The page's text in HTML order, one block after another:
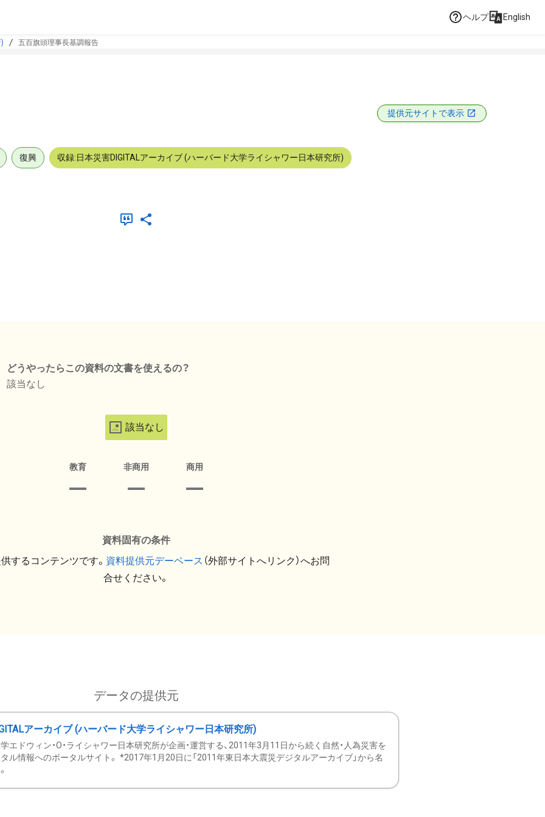
ヘルプ English
五百旗頭理事長基調報告
提供元サイトで表示
復興 収録:日本災害DIGITALアーカイブ (ハーバード大学ライシャワー日本研究所)
どうやったらこの資料の文書を使えるの？
該当なし
該当なし
教育 非商用 商用
資料固有の条件
するコンテンツです。 資料提供元デーベース （外部サイトへリンク）へお問
合せください。
データの提供元
アーカイブ (ハーバード大学ライシャワー日本研究所)
エドウィン・O・ライシャワー日本研究所が企画・運営する、2011年3月11日から続く自然・人為災害を
ル情報へのポータルサイト。 *2017年1月20日に「2011年東日本大震災デジタルアーカイブ」から名